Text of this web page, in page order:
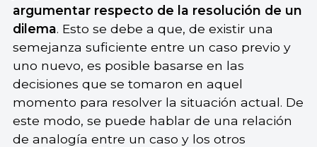
argumentar respecto de la resolución de un
dilema. Esto se debe a que, de existir una
semejanza suficiente entre un caso previo y
uno nuevo, es posible basarse en las
decisiones que se tomaron en aquel
momento para resolver la situación actual. De
este modo, se puede hablar de una relación
de analogía entre un caso y los otros